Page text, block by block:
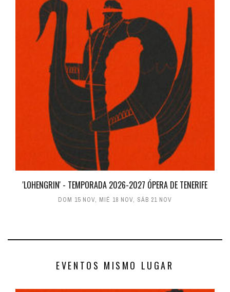
'LOHENGRIN' - TEMPORADA 2026-2027 ÓPERA DE TENERIFE
DOM 15 NOV, MIÉ 18 NOV, SÁB 21 NOV
EVENTOS MISMO LUGAR